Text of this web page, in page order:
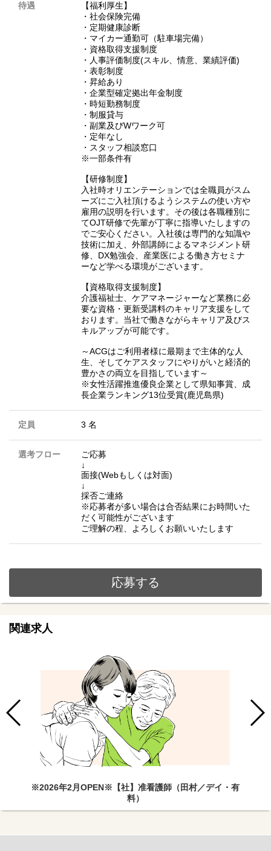
待遇
【福利厚生】
・社会保険完備
・定期健康診断
・マイカー通勤可（駐車場完備）
・資格取得支援制度
・人事評価制度(スキル、情意、業績評価)
・表彰制度
・昇給あり
・企業型確定拠出年金制度
・時短勤務制度
・制服貸与
・副業及びWワーク可
・定年なし
・スタッフ相談窓口
※一部条件有
【研修制度】
入社時オリエンテーションでは全職員がスム
ーズにご入社頂けるようシステムの使い方や
雇用の説明を行います。その後は各職種別に
てOJT研修で先輩が丁寧に指導いたしますの
でご安心ください。入社後は専門的な知識や
技術に加え、外部講師によるマネジメント研
修、DX勉強会、産業医による働き方セミナ
ーなど学べる環境がございます。
【資格取得支援制度】
介護福祉士、ケアマネージャーなど業務に必
要な資格・更新受講料のキャリア支援をして
おります。当社で働きながらキャリア及びス
キルアップが可能です。
～ACGはご利用者様に最期まで主体的な人
生、そしてケアスタッフにやりがいと経済的
豊かさの両立を目指しています～
※女性活躍推進優良企業として県知事賞、成
長企業ランキング13位受賞(鹿児島県)
定員 3 名
選考フロー
ご応募
↓
面接(Webもしくは対面)
↓
採否ご連絡
※応募者が多い場合は合否結果にお時間いた
だく可能性がございます
ご理解の程、よろしくお願いいたします
応募する
関連求人
※2026年2月OPEN※【社】准看護師（田村／デイ・有
料）